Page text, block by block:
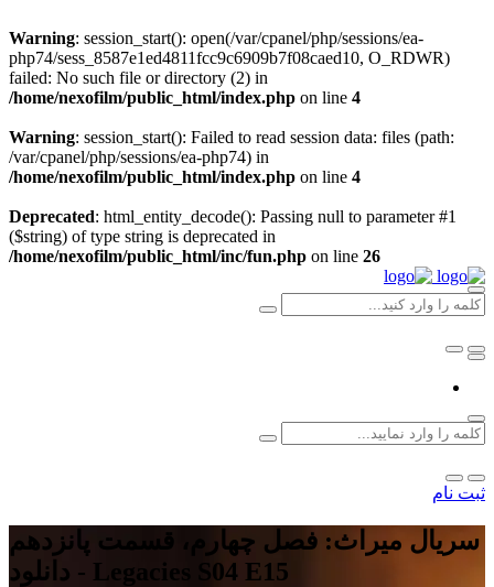
Warning: session_start(): open(/var/cpanel/php/sessions/ea-
php74/sess_8587e1ed4811fcc9c6909b7f08caed10, O_RDWR)
failed: No such file or directory (2) in
/home/nexofilm/public_html/index.php on line 4
Warning: session_start(): Failed to read session data: files (path:
/var/cpanel/php/sessions/ea-php74) in
/home/nexofilm/public_html/index.php on line 4
Deprecated: html_entity_decode(): Passing null to parameter #1
($string) of type string is deprecated in
/home/nexofilm/public_html/inc/fun.php on line 26
ثبت نام
سریال میراث: فصل چهارم، قسمت پانزدهم
- دانلود Legacies S04 E15